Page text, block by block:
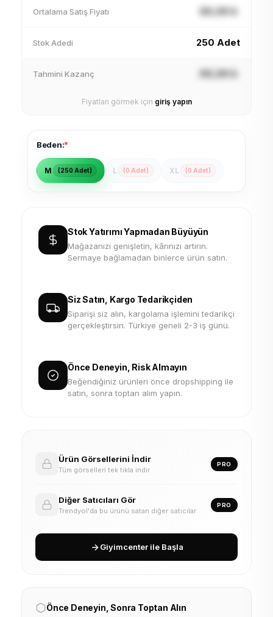
Ortalama Satış Fiyatı XX,XX ₺
Stok Adedi 250 Adet
Tahmini Kazanç XX,XX ₺
Fiyatları görmek için giriş yapın
Beden:*
M (250 Adet) L (0 Adet) XL (0 Adet)
Stok Yatırımı Yapmadan Büyüyün
Mağazanızı genişletin, kârınızı artırın.
Sermaye bağlamadan binlerce ürün satın.
Siz Satın, Kargo Tedarikçiden
Siparişi siz alın, kargolama işlemini tedarikçi
gerçekleştirsin. Türkiye geneli 2-3 iş günü.
Önce Deneyin, Risk Almayın
Beğendiğiniz ürünleri önce dropshipping ile
satın, sonra toptan alım yapın.
Ürün Görsellerini İndir
Tüm görselleri tek tıkla indir
PRO
Diğer Satıcıları Gör
Trendyol'da bu ürünü satan diğer satıcılar
PRO
Giyimcenter ile Başla
Önce Deneyin, Sonra Toptan Alın